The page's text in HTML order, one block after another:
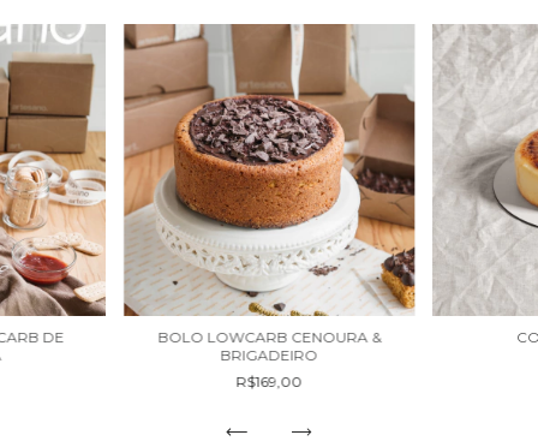
DE
BOLO LOWCARB CENOURA &
BRIGADEIRO
R$169,00